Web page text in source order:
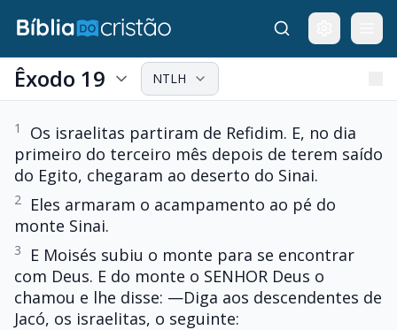
Êxodo 19 NTLH
1
Os israelitas partiram de Refidim. E, no dia
primeiro do terceiro mês depois de terem saído
do Egito, chegaram ao deserto do Sinai.
2
Eles armaram o acampamento ao pé do
monte Sinai.
3
E Moisés subiu o monte para se encontrar
com Deus. E do monte o SENHOR Deus o
chamou e lhe disse: —Diga aos descendentes de
Jacó, os israelitas, o seguinte: